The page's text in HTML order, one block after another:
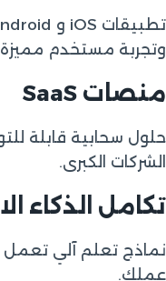
وتجربة مستخدم
منصات SaaS
حلول سحابية قابلة
الشركات الكبرى.
تكامل الذكاء
نماذج تعلم آلي
عملك.